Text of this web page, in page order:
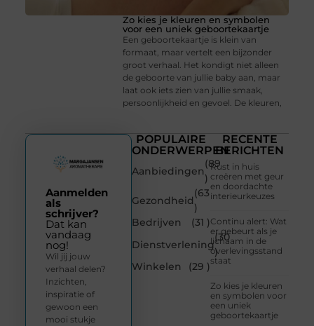
Zo kies je kleuren en symbolen
voor een uniek geboortekaartje
Een geboortekaartje is klein van
formaat, maar vertelt een bijzonder
groot verhaal. Het kondigt niet alleen
de geboorte van jullie baby aan, maar
laat ook iets zien van jullie smaak,
persoonlijkheid en gevoel. De kleuren,
POPULAIRE
ONDERWERPEN
Aanbiedingen
(89
)
Gezondheid
(63
)
Bedrijven
(31 )
Dienstverlening
(30
)
Winkelen
(29 )
RECENTE
BERICHTEN
Rust in huis
creëren met geur
en doordachte
interieurkeuzes
Continu alert: Wat
er gebeurt als je
lichaam in de
overlevingsstand
staat
Zo kies je kleuren
en symbolen voor
een uniek
geboortekaartje
Aanmelden
als
schrijver?
Dat kan
vandaag
nog!
Wil jij jouw
verhaal delen?
Inzichten,
inspiratie of
gewoon een
mooi stukje